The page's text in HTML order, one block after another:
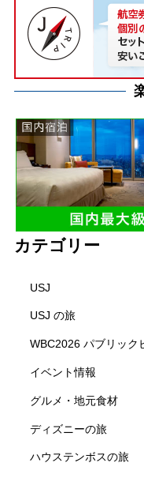
カテゴリー
USJ
USJ の旅
WBC2026 パブリック
イベント情報
グルメ・地元食材
ディズニーの旅
ハウステンボスの旅